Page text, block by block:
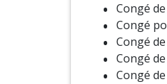
Congé
Congé
Congé
Congé
Congé